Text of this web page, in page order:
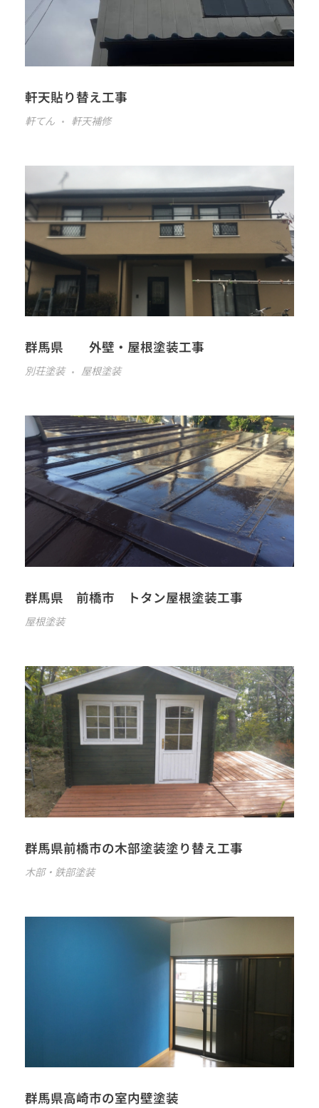
軒天貼り替え工事
軒てん 軒天補修
群馬県 外壁・屋根塗装工事
別荘塗装 屋根塗装
群馬県 前橋市 トタン屋根塗装工事
屋根塗装
群馬県前橋市の木部塗装塗り替え工事
木部・鉄部塗装
群馬県高崎市の室内壁塗装